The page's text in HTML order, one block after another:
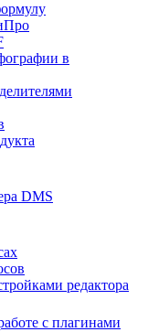
в
DMS
редактора
с плагинами